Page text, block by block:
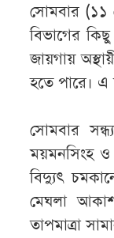
সোমবার (১১
বিভাগের
জায়গায়
হতে পারে। এ
সোমবার
ময়মনসিংহ ও
বিদ্যুৎ
মেঘলা
তাপমাত্রা